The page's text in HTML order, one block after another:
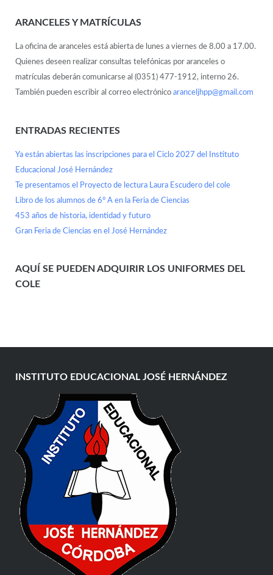
ARANCELES Y MATRÍCULAS
La oficina de aranceles está abierta de lunes a viernes de 8.00 a 17.00.
Quienes deseen realizar consultas telefónicas por aranceles o
matrículas deberán comunicarse al (0351) 477-1912, interno 26.
También pueden escribir al correo electrónico aranceljhpp@gmail.com
ENTRADAS RECIENTES
Ya están abiertas las inscripciones para el Ciclo 2027 del Instituto
Educacional José Hernández
Te presentamos el Proyecto de lectura Laura Escudero del cole
Libro de los alumnos de 6° A en la Feria de Ciencias
453 años de historia, identidad y futuro
Gran Feria de Ciencias en el José Hernández
AQUÍ SE PUEDEN ADQUIRIR LOS UNIFORMES DEL
COLE
INSTITUTO EDUCACIONAL JOSÉ HERNÁNDEZ